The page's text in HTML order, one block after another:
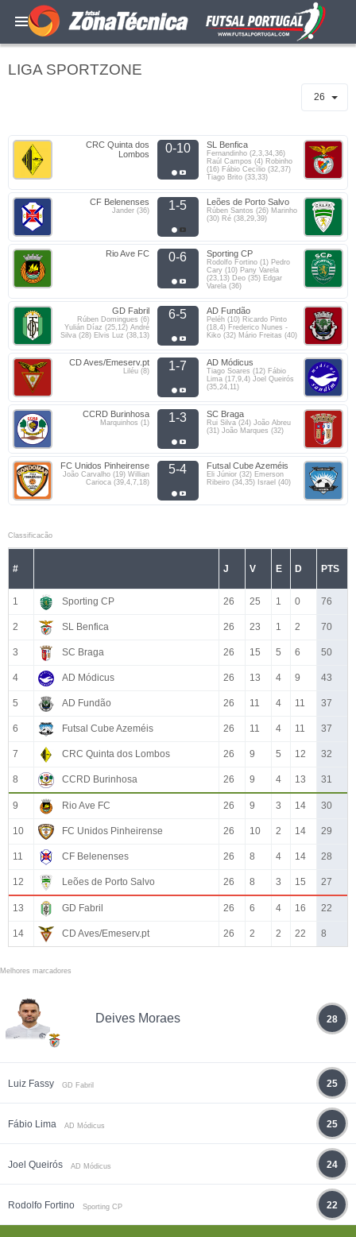
LIGA SPORTZONE
26
CRC Quinta dos
Lombos
0-10 SL Benfica
Fernandinho (2,3,34,36)
Raúl Campos (4) Robinho
(16) Fábio Cecílio (32,37)
Tiago Brito (33,33)
CF Belenenses
Jander (36) 1-5 Leões de Porto Salvo
Rúben Santos (26) Marinho
(30) Ré (38,29,39)
Rio Ave FC 0-6 Sporting CP
Rodolfo Fortino (1) Pedro
Cary (10) Pany Varela
(23,13) Deo (35) Edgar
Varela (36)
GD Fabril
Rúben Domingues (6)
Yulián Díaz (25,12) André
Silva (28) Elvis Luz (38,13)
6-5 AD Fundão
Peléh (10) Ricardo Pinto
(18,4) Frederico Nunes -
Kiko (32) Mário Freitas (40)
CD Aves/Emeserv.pt
Liléu (8) 1-7 AD Módicus
Tiago Soares (12) Fábio
Lima (17,9,4) Joel Queirós
(35,24,11)
CCRD Burinhosa
Marquinhos (1) 1-3 SC Braga
Rui Silva (24) João Abreu
(31) João Marques (32)
FC Unidos Pinheirense
João Carvalho (19) Willian
Carioca (39,4,7,18)
5-4 Futsal Cube Azeméis
Eli Júnior (32) Emerson
Ribeiro (34,35) Israel (40)
Classificacão
# J V E D PTS
1 Sporting CP 26 25 1 0 76
2 SL Benfica 26 23 1 2 70
3 SC Braga 26 15 5 6 50
4 AD Módicus 26 13 4 9 43
5 AD Fundão 26 11 4 11 37
6 Futsal Cube Azeméis 26 11 4 11 37
7 CRC Quinta dos Lombos 26 9 5 12 32
8 CCRD Burinhosa 26 9 4 13 31
9 Rio Ave FC 26 9 3 14 30
10 FC Unidos Pinheirense 26 10 2 14 29
11 CF Belenenses 26 8 4 14 28
12 Leões de Porto Salvo 26 8 3 15 27
13 GD Fabril 26 6 4 16 22
14 CD Aves/Emeserv.pt 26 2 2 22 8
Melhores marcadores
Deives Moraes 28
Luiz Fassy GD Fabril 25
Fábio Lima AD Módicus 25
Joel Queirós AD Módicus 24
Rodolfo Fortino Sporting CP 22